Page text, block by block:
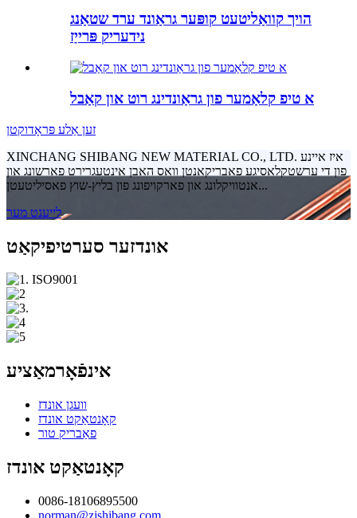
הויך קוואַליטעט קופּער גראַונד ערד שטאַנג
נידעריק פּרייַז
א טיפ קלאַמער פון גראַונדינג רוט און קאַבל
זען אַלע פּראָדוקטן
XINCHANG SHIBANG NEW MATERIAL CO., LTD. איז איינע
פון ​​די ערשטקלאסיגע פאבריקאנטן וואס האבן אינטעגרירט פארשונג און
אנטוויקלונג און פארקויפונג פון בליץ-שוץ פאסיליטעטן...
לייענט מער
אונדזער סערטיפיקאַט
אינפֿאָרמאַציע
וועגן אונדז
קאָנטאַקט אונדז
פאַבריק טור
קאָנטאַקט אונדז
0086-18106895500
norman@zjshibang.com